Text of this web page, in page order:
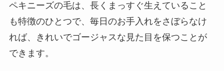
ペキニーズの毛は、長くまっすぐ生えていること
も特徴のひとつで、毎日のお手入れをさぼらなけ
れば、きれいでゴージャスな見た目を保つことが
できます。